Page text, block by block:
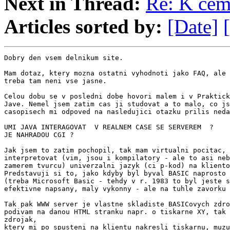
Articles sorted by: [Date]
Dobry den vsem delnikum site.
Mam dotaz, ktery mozna ostatni vyhodnoti jako FAQ,
treba tam neni vse jasne.
Celou dobu se v posledni dobe hovori malem i v
Jave. Nemel jsem zatim cas ji studovat a to malo, co
casopisech mi odpoved na nasledujici otazku prilis
UMI JAVA INTERAGOVAT  V REALNEM CASE SE SERVEREM  ?
JE NAHRADOU CGI ?
Jak jsem to zatim pochopil, tak mam virtualni pocitac,
interpretovat (vim, jsou i kompilatory - ale to asi
zamerem tvurcu) univerzalni jazyk (ci p-kod) na
Predstavuji si to, jako kdyby byl byval BASIC
(treba Microsoft Basic - tehdy v r. 1983 to byl jeste
efektivne napsany, maly vykonny - ale na tuhle
Tak pak WWW server je vlastne skladiste BASICovych
podivam na danou HTML stranku napr. o tiskarne XY, tak
zdrojak,
ktery mi po spusteni na klientu nakresli tiskarnu,